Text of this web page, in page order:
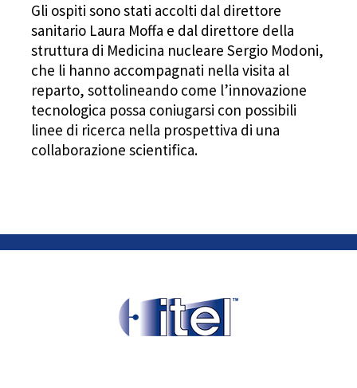
Gli ospiti sono stati accolti dal direttore
sanitario Laura Moffa e dal direttore della
struttura di Medicina nucleare Sergio Modoni,
che li hanno accompagnati nella visita al
reparto, sottolineando come l’innovazione
tecnologica possa coniugarsi con possibili
linee di ricerca nella prospettiva di una
collaborazione scientifica.